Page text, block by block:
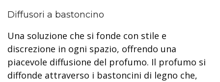
Diffusori a bastoncino
Una soluzione che si fonde con stile e
discrezione in ogni spazio, offrendo una
piacevole diffusione del profumo. Il profumo si
diffonde attraverso i bastoncini di legno che,